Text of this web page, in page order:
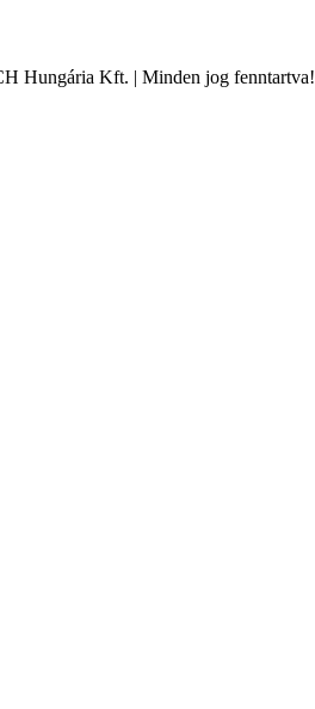
Hungária Kft. | Minden jog fenntartva!